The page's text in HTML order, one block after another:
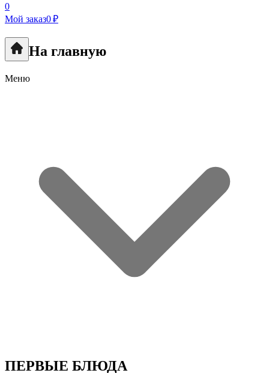
0
Мой заказ0 ₽
На главную
Меню
ПЕРВЫЕ БЛЮДА